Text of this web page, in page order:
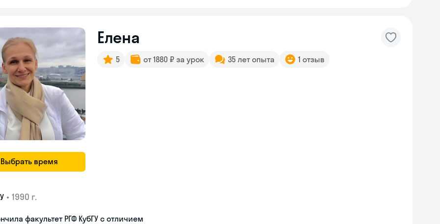
Выбрать время
Елена
5 от 1880 ₽ за урок 35 лет опыта 1 отзыв
• 1990 г.
факультет РГФ КубГУ с отличием